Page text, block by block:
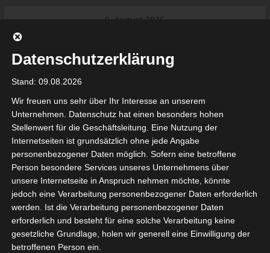
9. August 2026
beginnt am 22. und 23. August
2026 (Update)
Meisterschaft an
Ligue 1 Pro: Spielplan der ersten 15
Spieltage der Saison 2026/2027
Ligue 2 Pro Tunesien 2026/2027 –
Saison beginnt am am 19./20.
September 2026
Internationaler Sportgerichtshof
lehnt Eilverfahren ab – AS Soliman
steuert auf die Ligue 2 zu
tunesienfussball.de
Tunesien Ligafußball
von Google Adsense (Google Ireland Limited, Gordon House, Barrow
Ireland) benötigen wir laut DSGVO Ihre Zustimmung. Es werden seitens
Daten erhoben, verarbeitet und gespeichert. Welche Daten genau
bitte den Datenschutzbedingungen.
Datenschutzerklärung
Stand: 09.08.2026
Wir freuen uns sehr über Ihr Interesse an unserem
Unternehmen. Datenschutz hat einen besonders hohen
Stellenwert für die Geschäftsleitung. Eine Nutzung der
Internetseiten ist grundsätzlich ohne jede Angabe
personenbezogener Daten möglich. Sofern eine betroffene
Person besondere Services unseres Unternehmens über
unsere Internetseite in Anspruch nehmen möchte, könnte
jedoch eine Verarbeitung personenbezogener Daten erforderlich
werden. Ist die Verarbeitung personenbezogener Daten
erforderlich und besteht für eine solche Verarbeitung keine
gesetzliche Grundlage, holen wir generell eine Einwilligung der
betroffenen Person ein.